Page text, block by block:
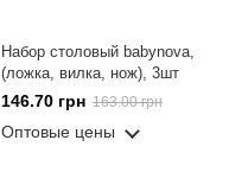
Набор столовый babynova,
(ложка, вилка, нож), 3шт
146.70 грн 163.00 грн
Оптовые цены